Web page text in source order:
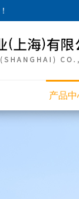
！
产品